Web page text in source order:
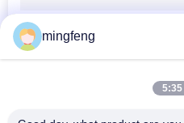
mingfeng
5:35